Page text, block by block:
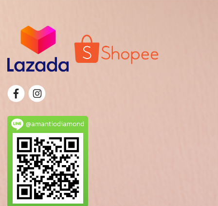
@amantiodiamond